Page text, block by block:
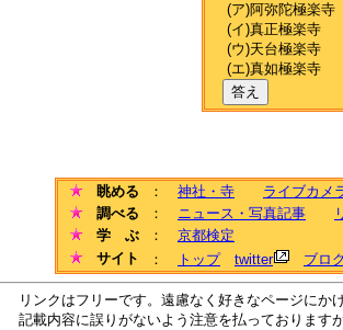
(ア)阿弥陀極楽寺
(イ)真正極楽寺
(ウ)天台極楽寺
(エ)真如極楽寺
答え
眺める ： 神社・寺
ライブカメ
調べる
： ニュース・写真記事
学 ぶ
： 京都検定
サイト
： トップ twitter ブロ
リンクはフリーです。遠慮なく好きなページに
記載内容に誤りがないよう注意を払っております